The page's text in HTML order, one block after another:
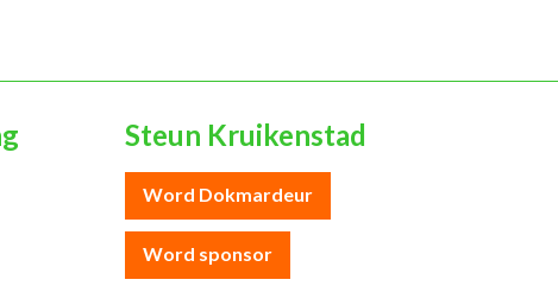
Steun Kruikenstad
Word Dokmardeur
Word sponsor